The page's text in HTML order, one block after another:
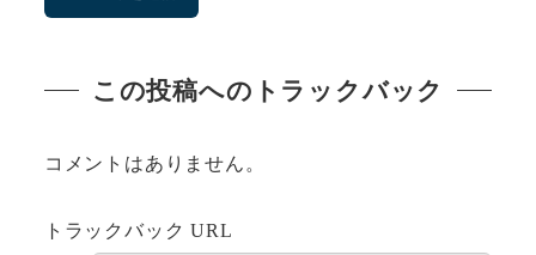
この投稿へのトラックバック
コメントはありません。
トラックバック URL